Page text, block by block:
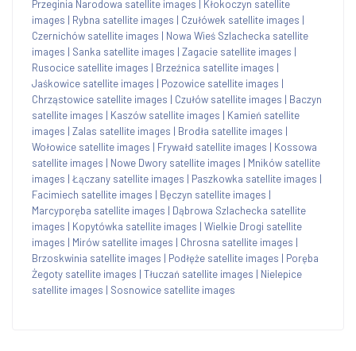
Przeginia Narodowa satellite images
Kłokoczyn satellite
images | Rybna satellite images | Czułówek satellite images |
Czernichów satellite images | Nowa Wieś Szlachecka satellite
images | Sanka satellite images | Zagacie satellite images |
Rusocice satellite images | Brzeźnica satellite images |
Jaśkowice satellite images | Pozowice satellite images |
Chrząstowice satellite images | Czułów satellite images | Baczyn
satellite images | Kaszów satellite images | Kamień satellite
images | Zalas satellite images | Brodła satellite images |
Wołowice satellite images | Frywałd satellite images | Kossowa
satellite images | Nowe Dwory satellite images | Mników satellite
images | Łączany satellite images | Paszkowka satellite images |
Facimiech satellite images | Bęczyn satellite images |
Marcyporęba satellite images | Dąbrowa Szlachecka satellite
images | Kopytówka satellite images | Wielkie Drogi satellite
images | Mirów satellite images | Chrosna satellite images |
Brzoskwinia satellite images | Podłęże satellite images | Poręba
Żegoty satellite images | Tłuczań satellite images | Nielepice
satellite images | Sosnowice satellite images